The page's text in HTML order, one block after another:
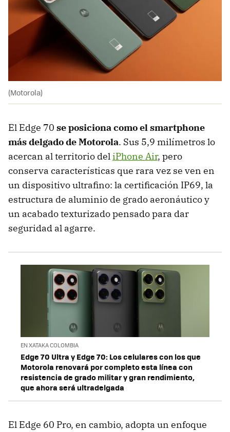
(Motorola)
El Edge 70 se posiciona como el smartphone
más delgado de Motorola. Sus 5,9 milímetros lo
acercan al territorio deliPhone Air, pero
conserva características que rara vez se ven en
un dispositivo ultrafino: la certificación IP69, la
estructura de aluminio de grado aeronáutico y
un acabado texturizado pensado para dar
seguridad al agarre.
EN XATAKA COLOMBIA
Edge 70 Ultra y Edge 70: Los celulares con los que
Motorola renovará por completo esta línea con
resistencia de grado militar y gran rendimiento,
que ahora será ultradelgada
El Edge 60 Pro, en cambio, adopta un enfoque